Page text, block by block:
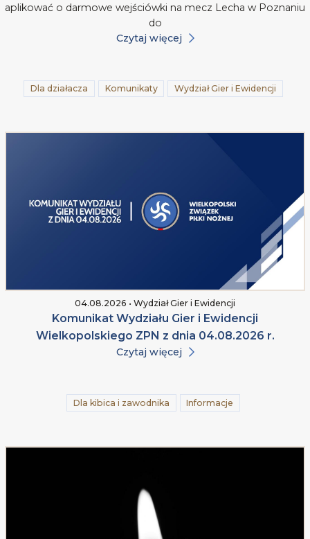
aplikować o darmowe wejściówki na mecz Lecha w Poznaniu
do
Czytaj więcej
Dla działacza Komunikaty Wydział Gier i Ewidencji
04.08.2026 • Wydział Gier i Ewidencji
Komunikat Wydziału Gier i Ewidencji
Wielkopolskiego ZPN z dnia 04.08.2026 r.
Czytaj więcej
Dla kibica i zawodnika Informacje